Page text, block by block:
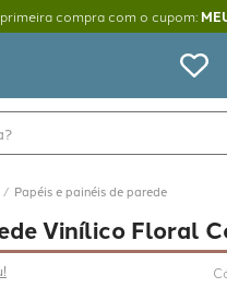
compra com o cupom:
Papéis e painéis de parede
Vinílico Floral